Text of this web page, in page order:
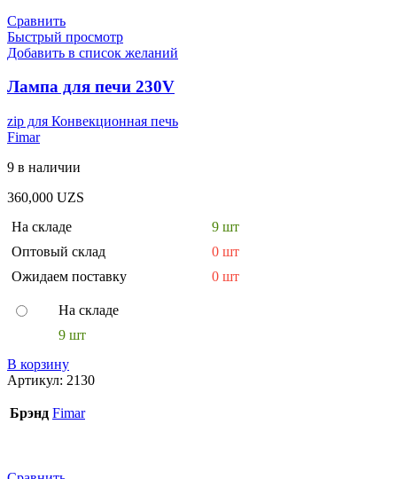
Сравнить
Быстрый просмотр
Добавить в список желаний
Лампа для печи 230V
zip для Конвекционная печь
Fimar
9 в наличии
360,000 UZS
На складе
9 шт
Оптовый склад
0 шт
Ожидаем поставку
0 шт
На складе
9 шт
В корзину
Артикул: 2130
Брэнд Fimar